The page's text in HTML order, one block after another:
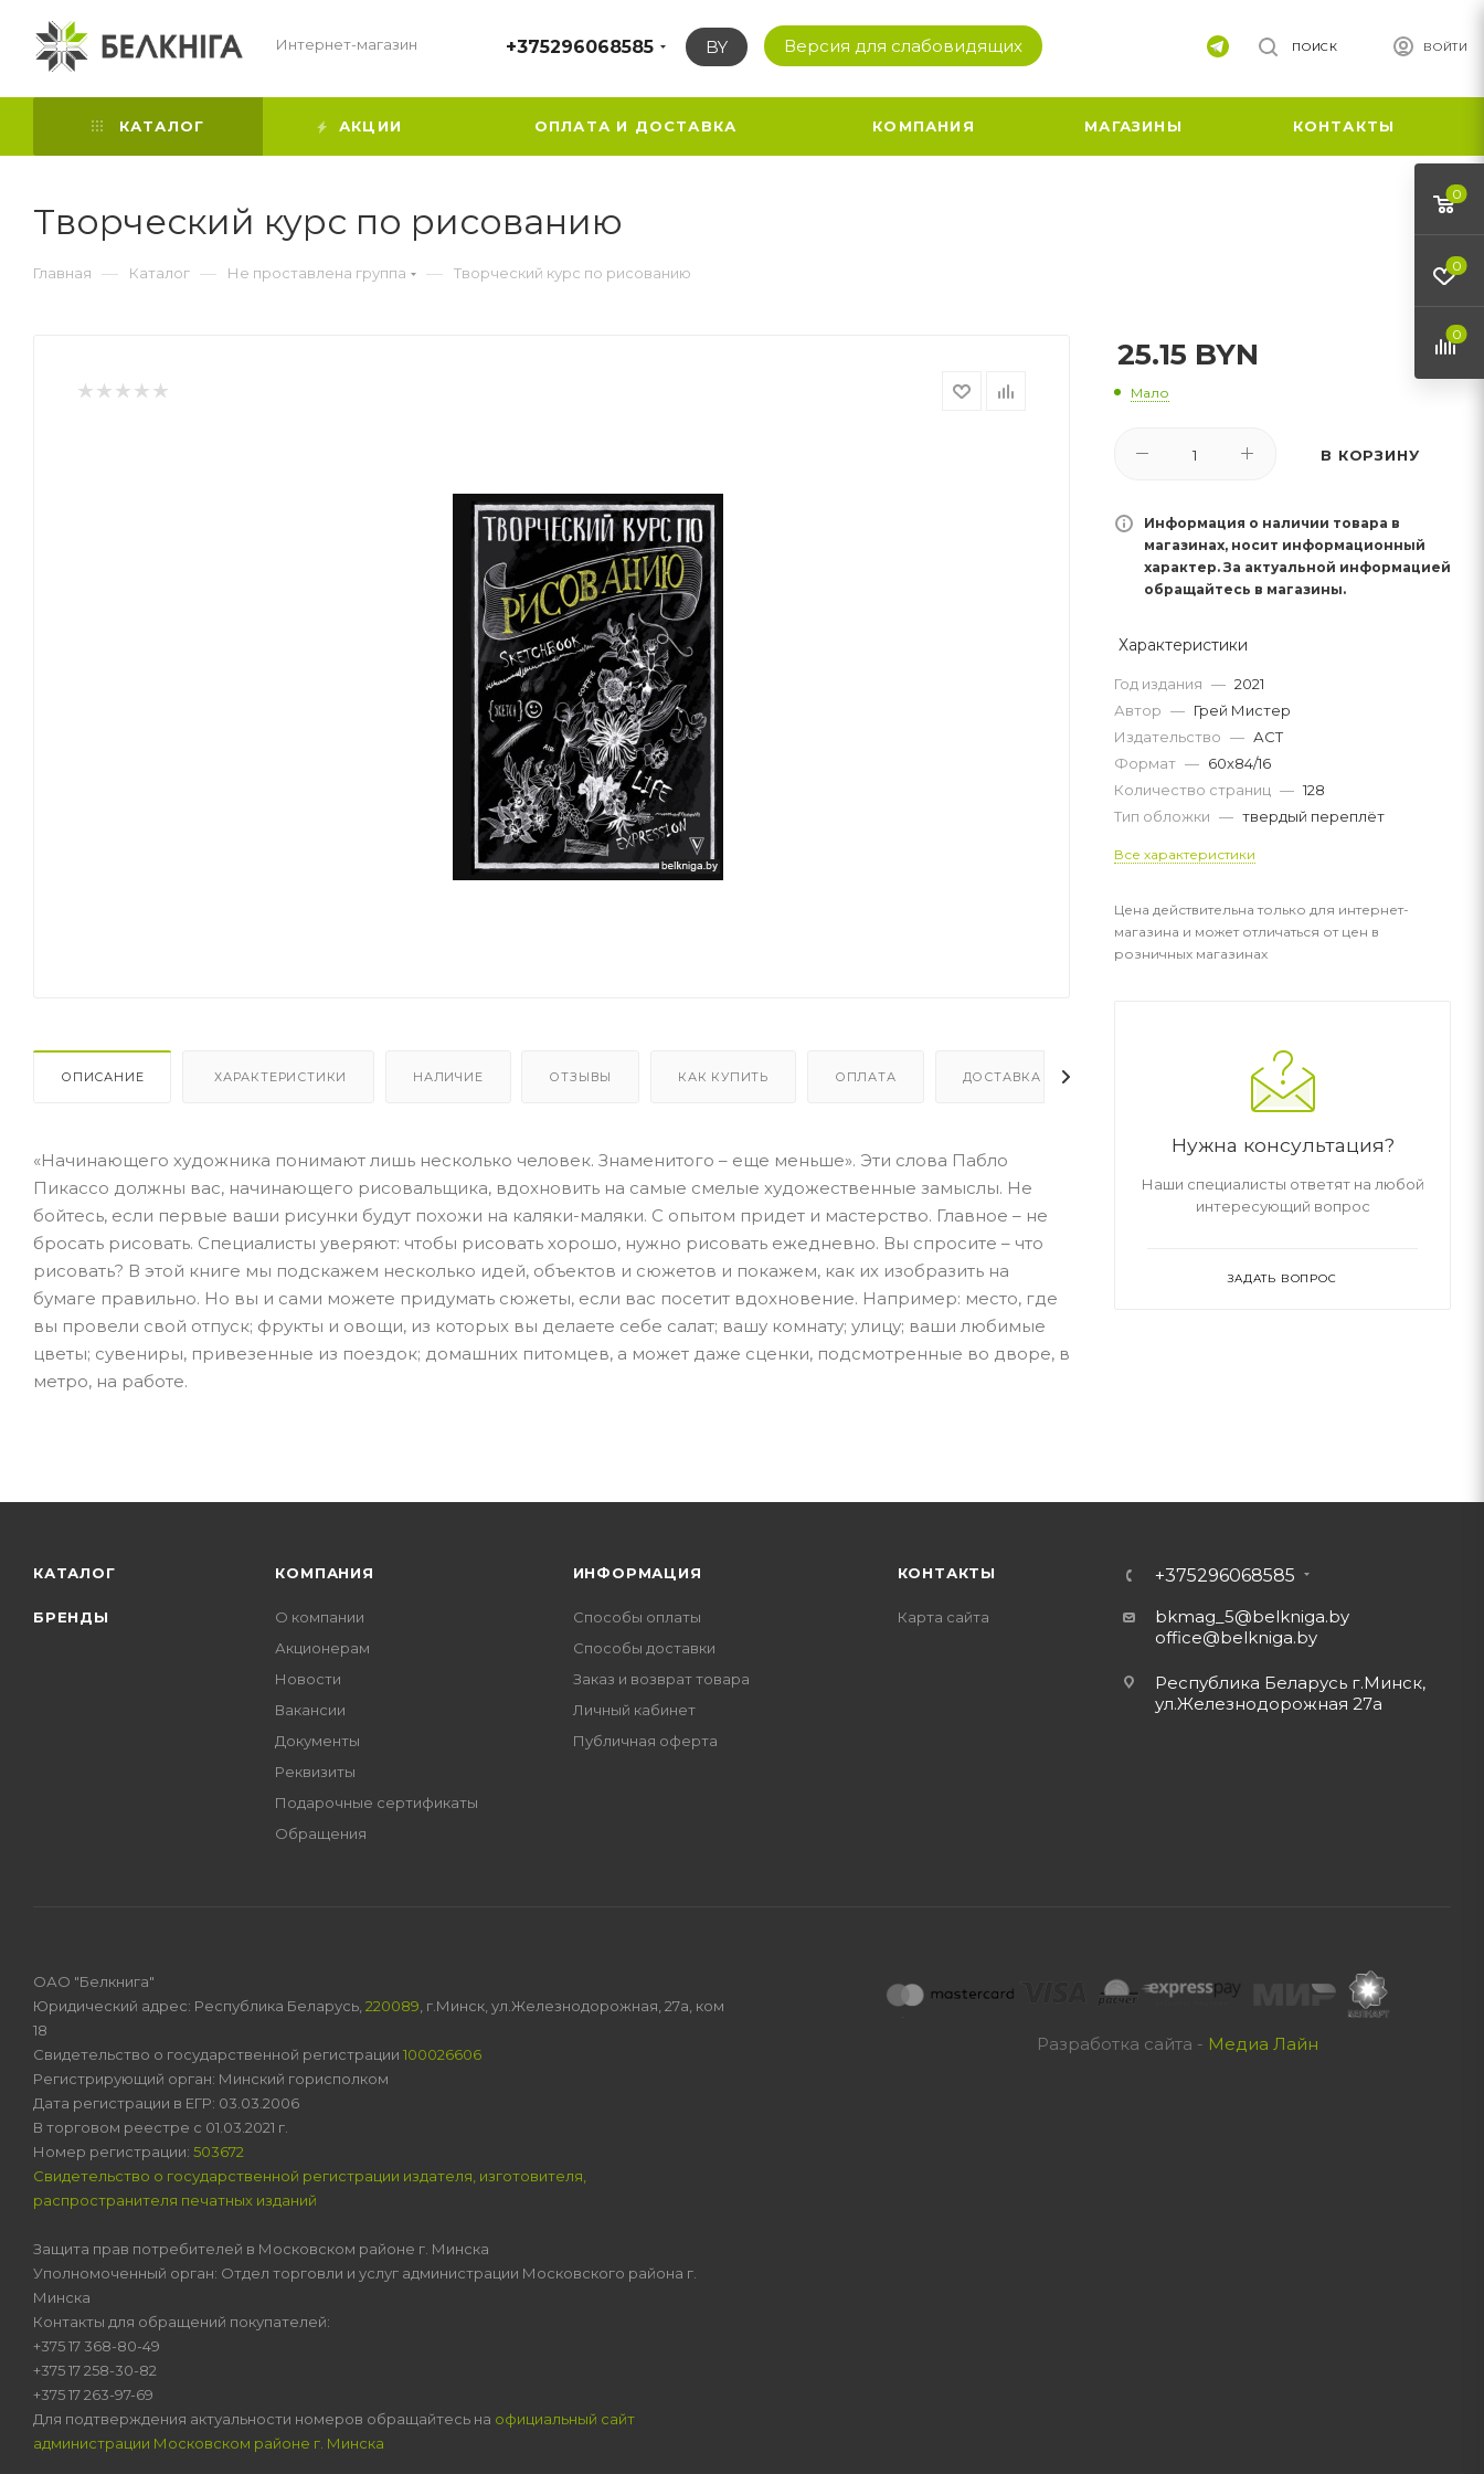
Интернет-магазин +375296068585 BY Версия для слабовидящих ВОЙТИ
ПОИСК
КАТАЛОГ АКЦИИ ОПЛАТА И ДОСТАВКА КОМПАНИЯ МАГАЗИНЫ КОНТАКТЫ
Творческий курс по рисованию
Главная — Каталог — Не проставлена группа — Творческий курс по рисованию
ОПИСАНИЕ ХАРАКТЕРИСТИКИ НАЛИЧИЕ ОТЗЫВЫ КАК КУПИТЬ ОПЛАТА ДОСТАВКА
«Начинающего художника понимают лишь несколько человек. Знаменитого – еще меньше». Эти слова Пабло
Пикассо должны вас, начинающего рисовальщика, вдохновить на самые смелые художественные замыслы. Не
бойтесь, если первые ваши рисунки будут похожи на каляки-маляки. С опытом придет и мастерство. Главное – не
бросать рисовать. Специалисты уверяют: чтобы рисовать хорошо, нужно рисовать ежедневно. Вы спросите – что
рисовать? В этой книге мы подскажем несколько идей, объектов и сюжетов и покажем, как их изобразить на
бумаге правильно. Но вы и сами можете придумать сюжеты, если вас посетит вдохновение. Например: место, где
вы провели свой отпуск; фрукты и овощи, из которых вы делаете себе салат; вашу комнату; улицу; ваши любимые
цветы; сувениры, привезенные из поездок; домашних питомцев, а может даже сценки, подсмотренные во дворе, в
метро, на работе.
25.15 BYN
Мало
В КОРЗИНУ
Информация о наличии товара в
магазинах, носит информационный
характер. За актуальной информацией
обращайтесь в магазины.
Характеристики
Год издания — 2021
Автор — Грей Мистер
Издательство — АСТ
Формат — 60x84/16
Количество страниц — 128
Тип обложки — твердый переплёт
Все характеристики
Цена действительна только для интернет-
магазина и может отличаться от цен в
розничных магазинах
Нужна консультация?
Наши специалисты ответят на любой
интересующий вопрос
ЗАДАТЬ ВОПРОС
КАТАЛОГ
БРЕНДЫ
КОМПАНИЯ
О компании
Акционерам
Новости
Вакансии
Документы
Реквизиты
Подарочные сертификаты
Обращения
ИНФОРМАЦИЯ
Способы оплаты
Способы доставки
Заказ и возврат товара
Личный кабинет
Публичная оферта
КОНТАКТЫ
Карта сайта
+375296068585
bkmag_5@belkniga.by
office@belkniga.by
Республика Беларусь г.Минск,
ул.Железнодорожная 27а
Разработка сайта - Медиа Лайн
ОАО "Белкнига"
Юридический адрес: Республика Беларусь, 220089 , г.Минск, ул.Железнодорожная, 27а, ком
18
Свидетельство о государственной регистрации 100026606
Регистрирующий орган: Минский горисполком
Дата регистрации в ЕГР: 03.03.2006
В торговом реестре с 01.03.2021 г.
Номер регистрации: 503672
Свидетельство о государственной регистрации издателя, изготовителя,
распространителя печатных изданий
Защита прав потребителей в Московском районе г. Минска
Уполномоченный орган: Отдел торговли и услуг администрации Московского района г.
Минска
Контакты для обращений покупателей:
+375 17 368-80-49
+375 17 258-30-82
+375 17 263-97-69
Для подтверждения актуальности номеров обращайтесь на официальный сайт
администрации Московском районе г. Минска
0
0
0